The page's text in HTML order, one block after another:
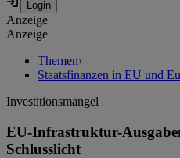
Anzeige
Anzeige
Themen›
Staatsfinanzen in EU und
Investitionsmangel
EU-Infrastruktur-
Schlusslicht